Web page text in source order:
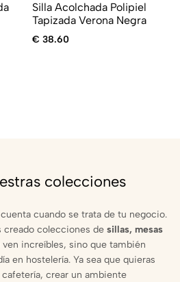
Silla Acolchada Polipiel
Tapizada Verona Negra
€ 38.60
colecciones
cuando se trata de tu negocio.
creado colecciones de sillas, mesas
ven increíbles, sino que también
en hostelería. Ya sea que quieras
crear un ambiente